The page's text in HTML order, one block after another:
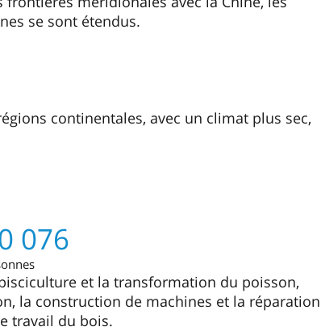
se sont étendus.
continentales, avec un climat plus sec,
076
et la transformation du poisson,
la construction de machines et la réparation
travail du bois.